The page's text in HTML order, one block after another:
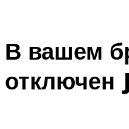
В вашем
отключен